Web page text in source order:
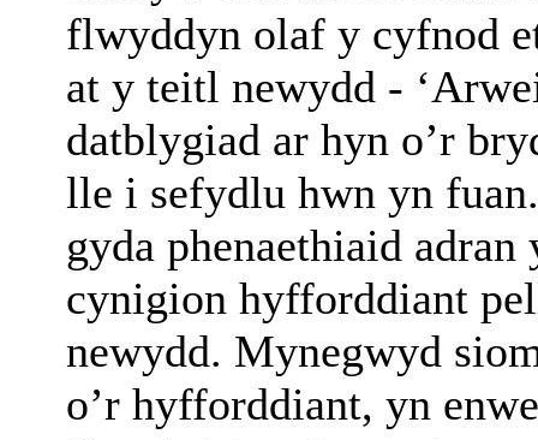
flwyddyn olaf y cyfnod
at y teitl newydd -
datblygiad ar hyn o’r
lle i sefydlu hwn yn
gyda phenaethiaid
cynigion hyfforddiant
newydd. Mynegwyd
o’r hyfforddiant, yn